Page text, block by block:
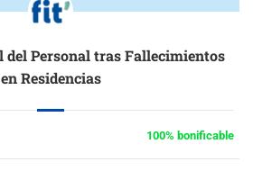
del Personal tras Fallecimientos
en Residencias
100% bonificable